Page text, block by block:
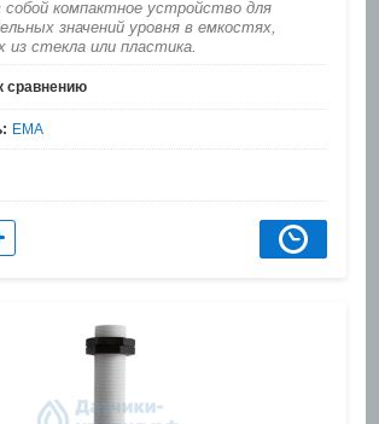
компактное устройство для
значений уровня в емкостях,
из стекла или пластика.
сравнению
EMA